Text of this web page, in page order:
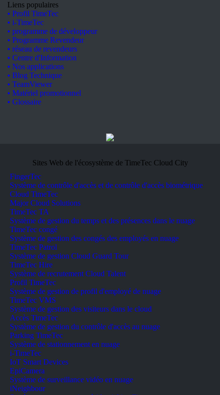
Liens populaires
• Profil TimeTec
• i-TimeTec
• programme de développeur
• Programme Revendeur
• réseau de revendeurs
• Centre d'Information
• Nos applications
• Blog Technique
• TeamViewer
• Matériel promotionnel
• Glossaire
Sites Web de l'écosystème de TimeTec Cloud City
FingerTec
Système de contrôle d'accès et de contrôle d'accès biométrique
Cloud TimeTec
Major Cloud Solutions
TimeTec TA
Système de gestion du temps et des présences dans le nuage
TimeTec congé
Système de gestion des congés des employés en nuage
TimeTec Patrol
Système de gestion Cloud Guard Tour
TimeTec Hire
Système de recrutement Cloud Talent
Profil TimeTec
Système de gestion de profil d'employé de nuage
TimeTec VMS
Système de gestion des visiteurs dans le cloud
Accès TimeTec
Système de gestion du contrôle d'accès au nuage
Parking TimeTec
Système de stationnement en nuage
i-TimeTec
IoT Smart Devices
EpiCamera
Système de surveillance vidéo en nuage
iNeighbour